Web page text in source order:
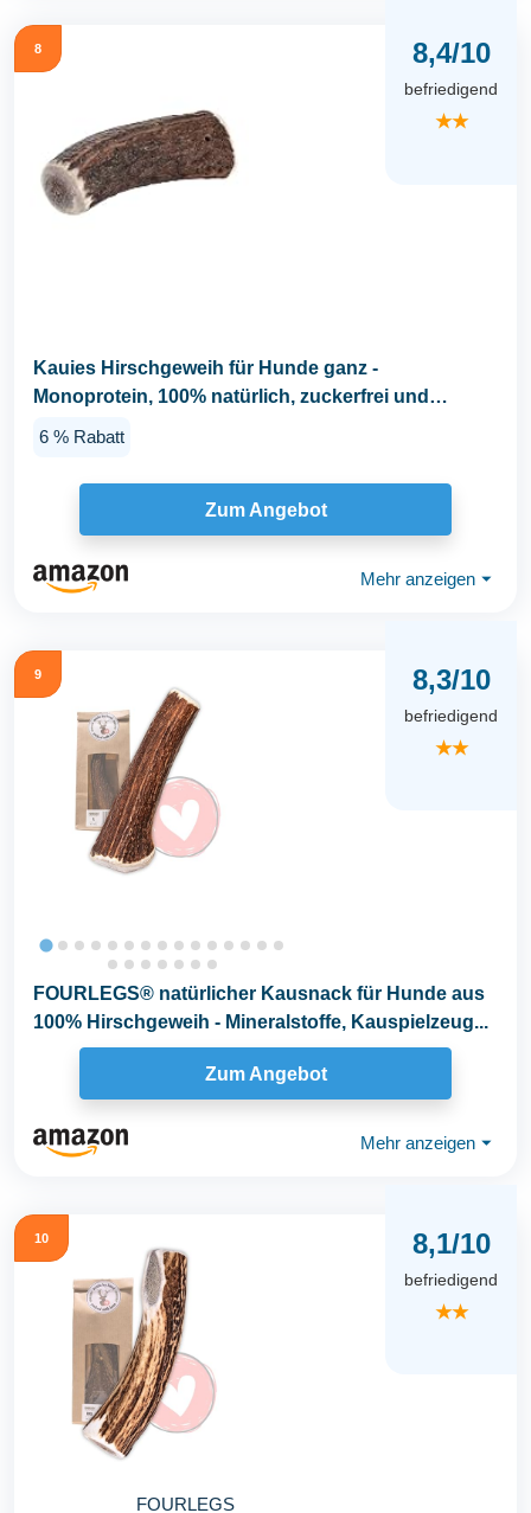
8 8,4/10
befriedigend
★★
Kauies Hirschgeweih für Hunde ganz -
Monoprotein, 100% natürlich, zuckerfrei und
6 % Rabatt
Zum Angebot
Mehr anzeigen ⏷
9 8,3/10
befriedigend
★★
FOURLEGS® natürlicher Kausnack für Hunde aus
100% Hirschgeweih - Mineralstoffe, Kauspielzeug...
Zum Angebot
Mehr anzeigen ⏷
10
FOURLEGS
8,1/10
befriedigend
★★